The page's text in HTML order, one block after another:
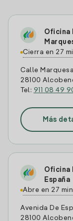
Oficina
Cierra en 27
Calle
28100
Tel: 911 08 49
Más
Oficina
España
Abre en 27 min
Avenida De
28100